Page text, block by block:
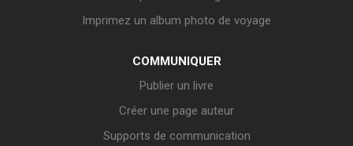
Imprimez un album photo de voyage
COMMUNIQUER
Publier un livre
Créer une page auteur
Supports de communication